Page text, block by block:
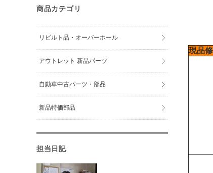
現品
商品カテゴリ
リビルト品・オーバーホール
アウトレット 新品パーツ
自動車中古パーツ・部品
新品特価部品
担当日記